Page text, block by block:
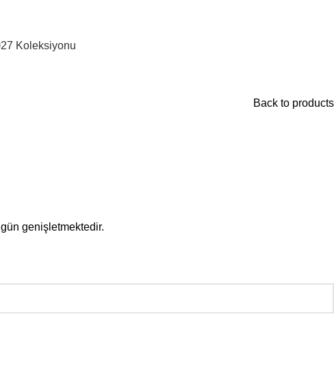
Koleksiyonu
Back to products
genişletmektedir.